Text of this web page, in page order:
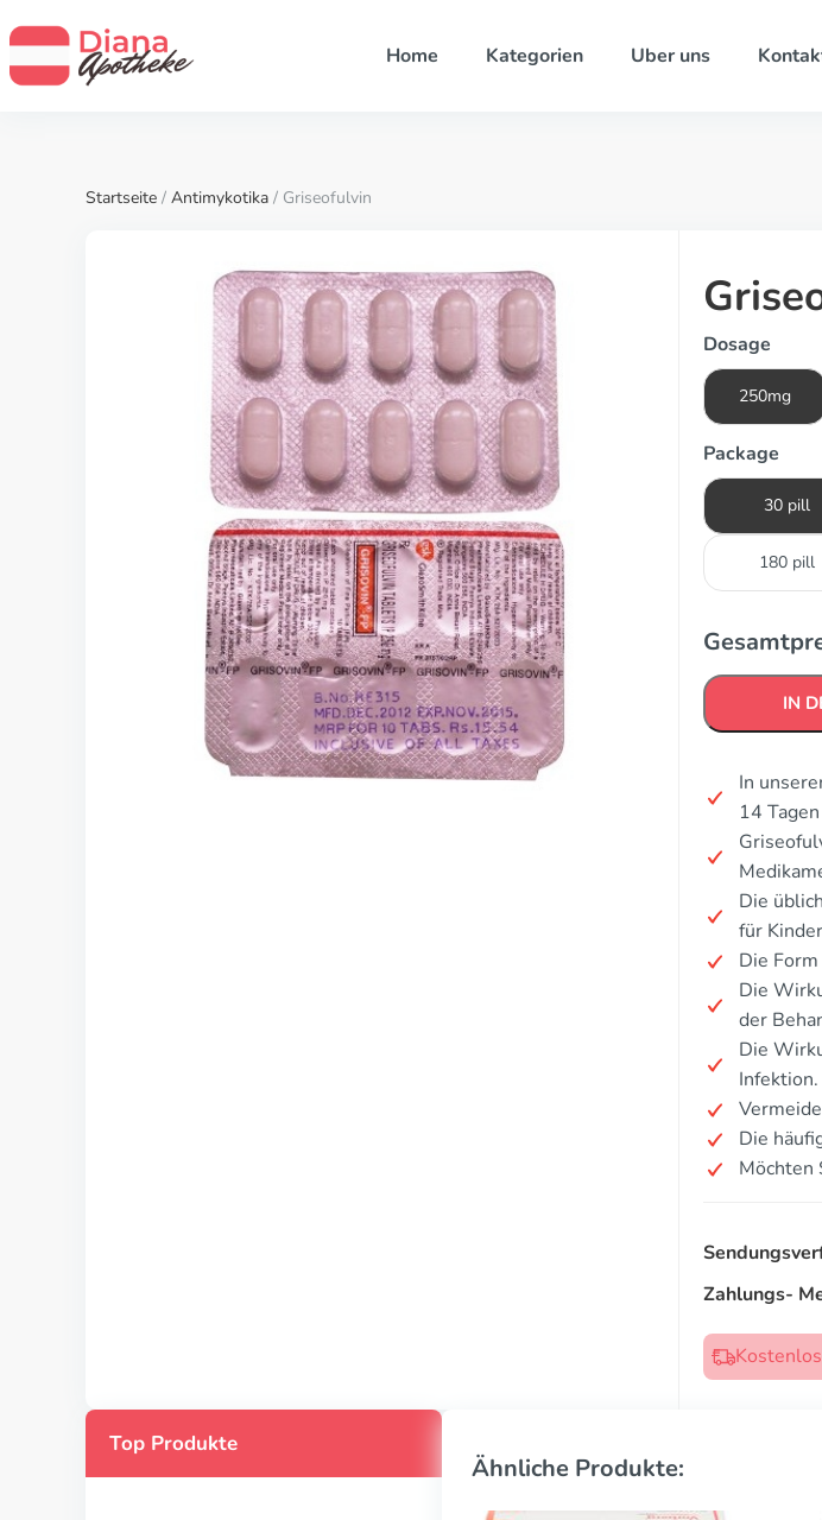
Home Kategorien Uber uns
Startseite / Antimykotika / Griseofulvin
Dosage
250mg
Package
30 pill
180 pill
IN
In
14
Die
für
Die
Die
der
Die
Infektion.
Die
Möchten
Zahlungs-
Top Produkte
Ähnliche Produkte: